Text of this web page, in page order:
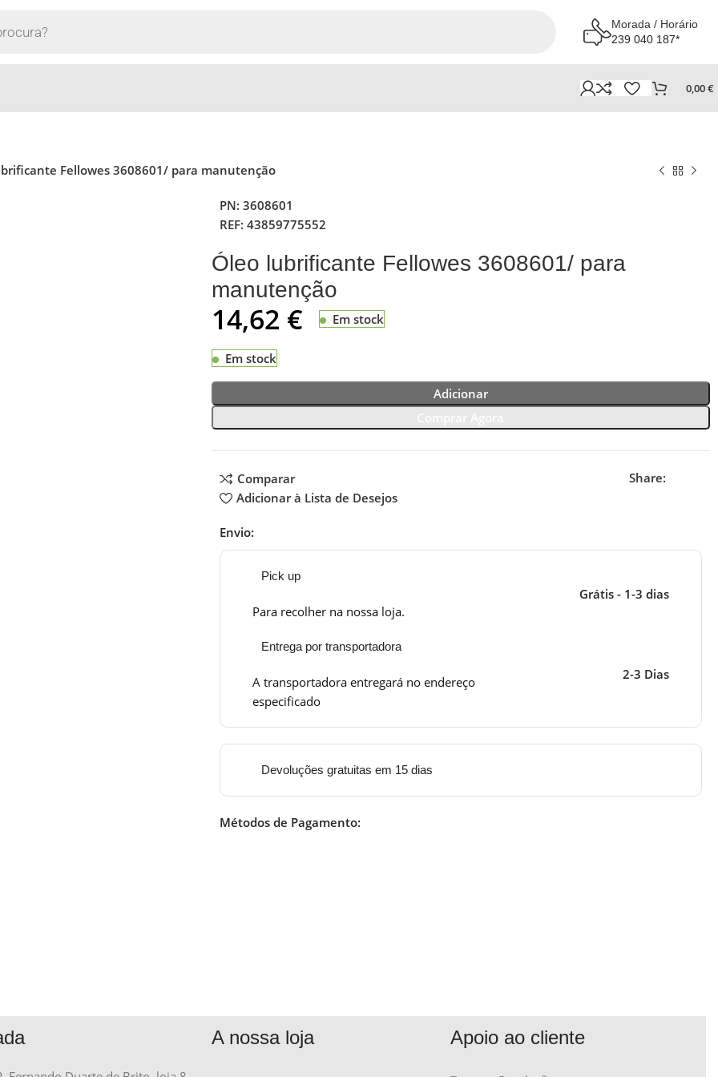
Morada / Horário
239 040 187*
0,00€
Fellowes 3608601/ para manutenção
PN: 3608601
REF: 43859775552
Óleo lubrificante Fellowes 3608601/ para
manutenção
14,62 € Em stock
Em stock
Adicionar
Comparar
Adicionar à Lista de Desejos
Share:
Envio:
Pick up
Para recolher na nossa loja.
Grátis - 1-3 dias
Entrega por transportadora
A transportadora entregará no endereço
especificado
2-3 Dias
Devoluções gratuitas em 15 dias
Métodos de Pagamento:
A nossa loja Apoio ao cliente